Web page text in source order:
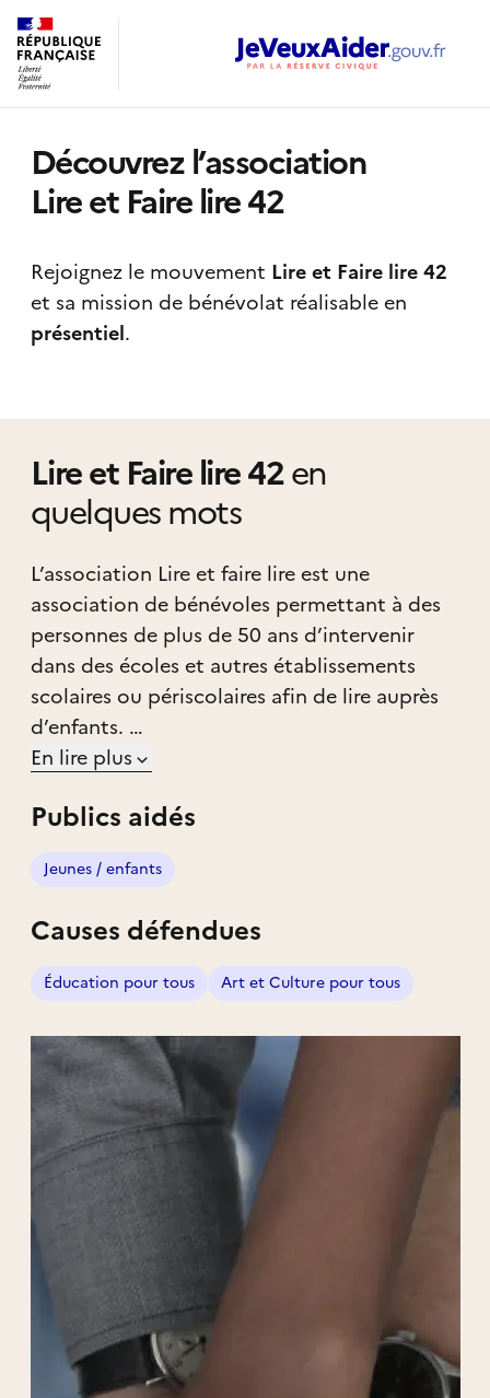
Découvrez l’association
Lire et Faire lire 42
Rejoignez le mouvement Lire et Faire lire 42
et sa mission de bénévolat réalisable en
présentiel.
Lire et Faire lire 42en
quelques mots
L’association Lire et faire lire est une
association de bénévoles permettant à des
personnes de plus de 50 ans d’intervenir
dans des écoles et autres établissements
scolaires ou périscolaires afin de lire auprès
d’enfants.
Elle permet d’entretenir le lien
enfants, autour de la lecture.
Tout au long de l'année nous proposons
diverses formations pour accompagner nos
événements (ex: printemps des poètes, fête
du livre en pays roannais...)
En lire plus
Publics aidés
Jeunes / enfants
Causes défendues
Éducation pour tous Art et Culture pour tous